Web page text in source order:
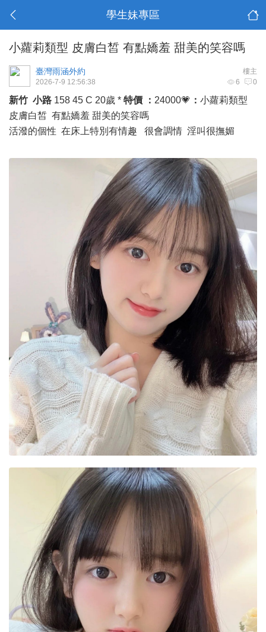
學生妹專區
小蘿莉類型 皮膚白皙 有點嬌羞 甜美的笑容嗎
樓主
臺灣雨涵外約
6 0
2026-7-9 12:56:38
新竹 小路 158 45 C 20歲 * 特價 ： 24000💗 ： 小蘿莉類型
皮膚白皙 有點嬌羞 甜美的笑容嗎
活潑的個性 在床上特別有情趣 很會調情 淫叫很撫媚